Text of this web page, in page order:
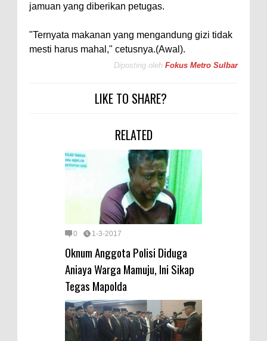
jamuan yang diberikan petugas.
"Ternyata makanan yang mengandung gizi tidak
mesti harus mahal," cetusnya.(Awal).
Diposting oleh Fokus Metro Sulbar
LIKE TO SHARE?
RELATED
0 1-3-2017
Oknum Anggota Polisi Diduga
Aniaya Warga Mamuju, Ini Sikap
Tegas Mapolda